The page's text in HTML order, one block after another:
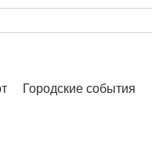
Городские события